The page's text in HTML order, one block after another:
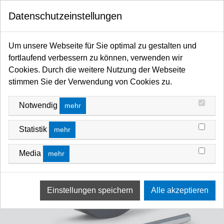
Startseite MANFROTTO SHOP Rollen für Stative
Datenschutzeinstellungen
Um unsere Webseite für Sie optimal zu gestalten und
fortlaufend verbessern zu können, verwenden wir
Cookies. Durch die weitere Nutzung der Webseite
stimmen Sie der Verwendung von Cookies zu.
Notwendig mehr
Statistik mehr
Media mehr